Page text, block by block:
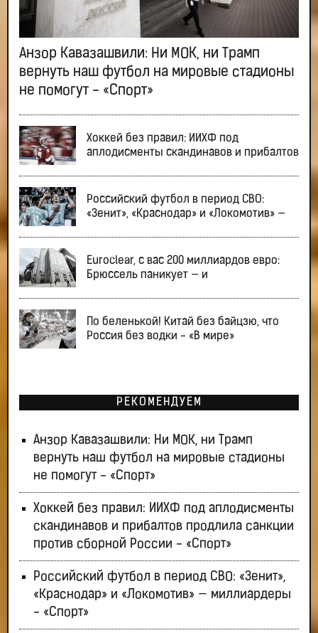
Анзор Кавазашвили: Ни МОК, ни Трамп
вернуть наш футбол на мировые стадионы
не помогут - «Спорт»
Хоккей без правил: ИИХФ под
аплодисменты скандинавов и прибалтов
Российский футбол в период СВО:
«Зенит», «Краснодар» и «Локомотив» —
Euroclear, с вас 200 миллиардов евро:
Брюссель паникует — и
По беленькой! Китай без байцзю, что
Россия без водки - «В мире»
РЕКОМЕНДУЕМ
Анзор Кавазашвили: Ни МОК, ни Трамп
вернуть наш футбол на мировые стадионы
не помогут - «Спорт»
Хоккей без правил: ИИХФ под аплодисменты
скандинавов и прибалтов продлила санкции
против сборной России - «Спорт»
Российский футбол в период СВО: «Зенит»,
«Краснодар» и «Локомотив» — миллиардеры
- «Спорт»